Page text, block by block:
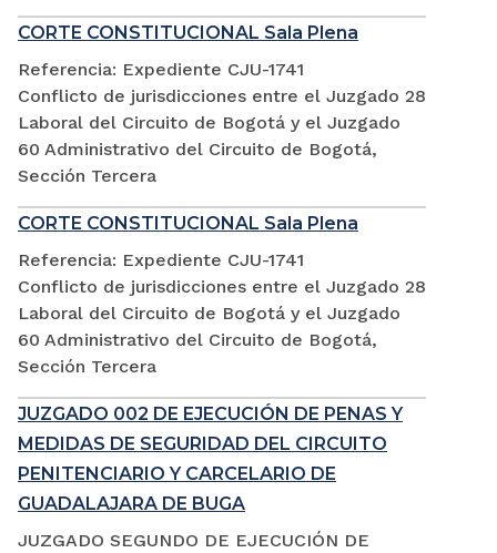
CORTE CONSTITUCIONAL Sala Plena
Referencia: Expediente CJU-1741
Conflicto de jurisdicciones entre el Juzgado 28
Laboral del Circuito de Bogotá y el Juzgado
60 Administrativo del Circuito de Bogotá,
Sección Tercera
CORTE CONSTITUCIONAL Sala Plena
Referencia: Expediente CJU-1741
Conflicto de jurisdicciones entre el Juzgado 28
Laboral del Circuito de Bogotá y el Juzgado
60 Administrativo del Circuito de Bogotá,
Sección Tercera
JUZGADO 002 DE EJECUCIÓN DE PENAS Y
MEDIDAS DE SEGURIDAD DEL CIRCUITO
PENITENCIARIO Y CARCELARIO DE
GUADALAJARA DE BUGA
JUZGADO SEGUNDO DE EJECUCIÓN DE